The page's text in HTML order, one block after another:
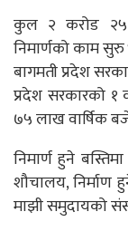
कुल २ करोड २५
निमार्णको काम
बागमती प्रदेश
प्रदेश सरकारको
७५ लाख वार्षिक
निमार्ण हुने
शौचालय, निर्माण
माझी समुदायको